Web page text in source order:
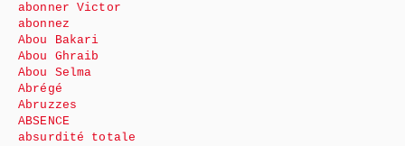
abonner Victor
abonnez
Abou Bakari
Abou Ghraib
Abou Selma
Abrégé
Abruzzes
ABSENCE
absurdité totale